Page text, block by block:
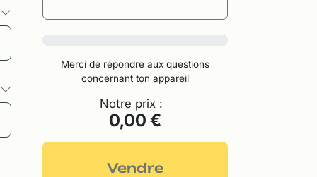
Merci de répondre aux questions
concernant ton appareil
Notre prix :
0,00 €
Vendre